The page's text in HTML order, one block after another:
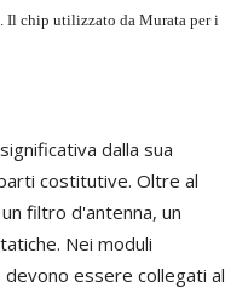
Il chip utilizzato da Murata per i
dalla sua
costitutive. Oltre al
filtro d'antenna, un
Nei moduli
essere collegati al